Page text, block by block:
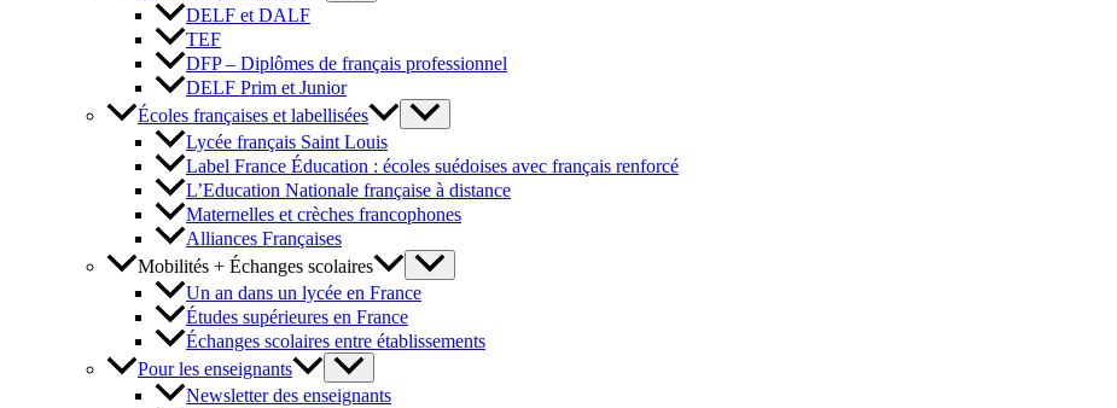
DELF et DALF
TEF
DFP – Diplômes de français professionnel
DELF Prim et Junior
Écoles françaises et labellisées
Lycée français Saint Louis
Label France Éducation : écoles suédoises avec français renforcé
L’Education Nationale française à distance
Maternelles et crèches francophones
Alliances Françaises
Mobilités + Échanges scolaires
Un an dans un lycée en France
Études supérieures en France
Échanges scolaires entre établissements
Pour les enseignants
Newsletter des enseignants